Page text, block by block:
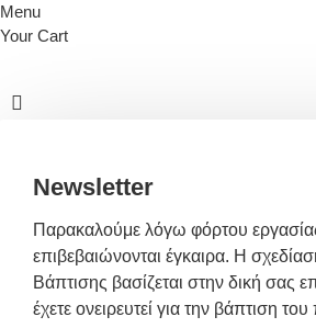
Menu
Your Cart
Newsletter
Παρακαλούμε λόγω φόρτου
επιβεβαιώνονται έγκαιρα. Η
Βάπτισης βασίζεται στην δική σας
έχετε ονειρευτεί για την βάπτιση